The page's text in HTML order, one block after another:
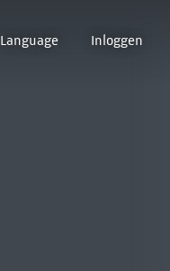
Language Inloggen